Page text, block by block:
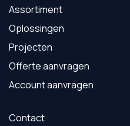
Assortiment
Oplossingen
Projecten
Offerte aanvragen
Account aanvragen
Contact